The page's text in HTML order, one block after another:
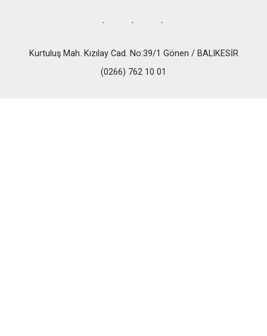
Kurtuluş Mah. Kızılay Cad. No:39/1 Gönen / BALIKESİR
(0266) 762 10 01